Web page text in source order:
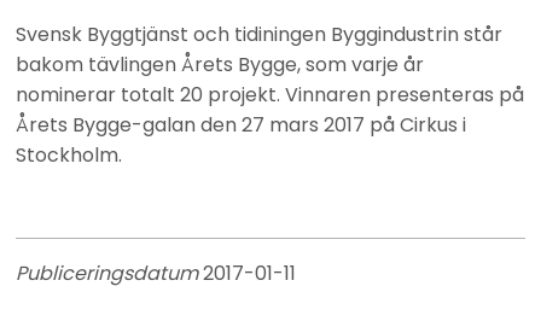
Svensk Byggtjänst och tidiningen Byggindustrin står
bakom tävlingen Årets Bygge, som varje år
nominerar totalt 20 projekt. Vinnaren presenteras på
Årets Bygge-galan den 27 mars 2017 på Cirkus i
Stockholm.
Publiceringsdatum 2017-01-11